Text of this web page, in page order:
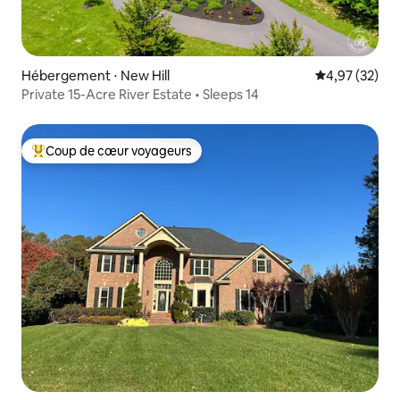
Hébergement ⋅ New Hill Évaluation
4,97 (32)
Private 15-Acre River Estate • Sleeps 14
Coups de cœur voyageurs les plus appréciés
Coup de cœur voyageurs